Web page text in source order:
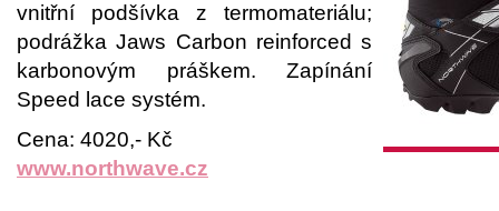
vnitřní podšívka z termomateriálu;
podrážka Jaws Carbon reinforced s
karbonovým práškem. Zapínání
Speed lace systém.
Cena: 4020,- Kč
www.northwave.cz